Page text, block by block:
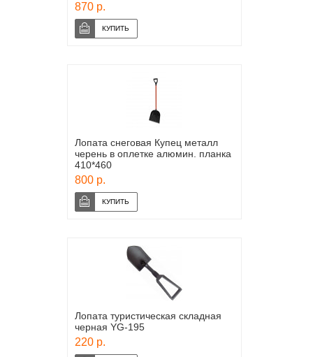
870 р.
Лопата снеговая Купец металл
черень в оплетке алюмин. планка
410*460
800 р.
Лопата туристическая складная
черная YG-195
220 р.